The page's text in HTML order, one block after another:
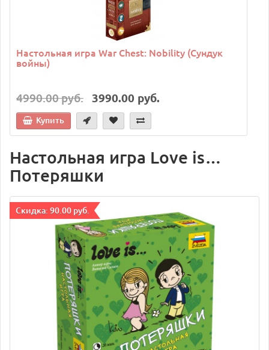
Настольная игра War Chest: Nobility (Сундук
войны)
4990.00 руб. 3990.00 руб.
Купить
Настольная игра Love is…
Потеряшки
Cкидка: 90.00 руб.